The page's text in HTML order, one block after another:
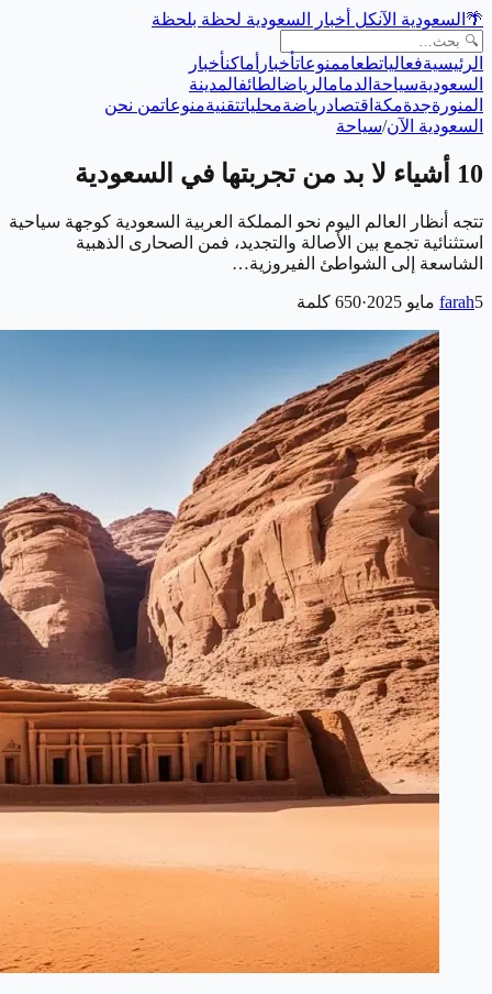
🌴 السعودية الآنكل أخبار السعودية لحظة بلحظة
الرئيسيةفعالياتطعاممنوعاتأخبار أماكنأخبار
السعوديةسياحة الدمامالرياضالطائفالمدينة
المنورةجدةمكة اقتصادرياضةمحلياتتقنيةمنوعاتمن نحن
السعودية الآن/سياحة
10 أشياء لا بد من تجربتها في السعودية
تتجه أنظار العالم اليوم نحو المملكة العربية السعودية كوجهة سياحية
استثنائية تجمع بين الأصالة والتجديد، فمن الصحارى الذهبية
الشاسعة إلى الشواطئ الفيروزية…
farah5 مايو 2025 ·
650 كلمة